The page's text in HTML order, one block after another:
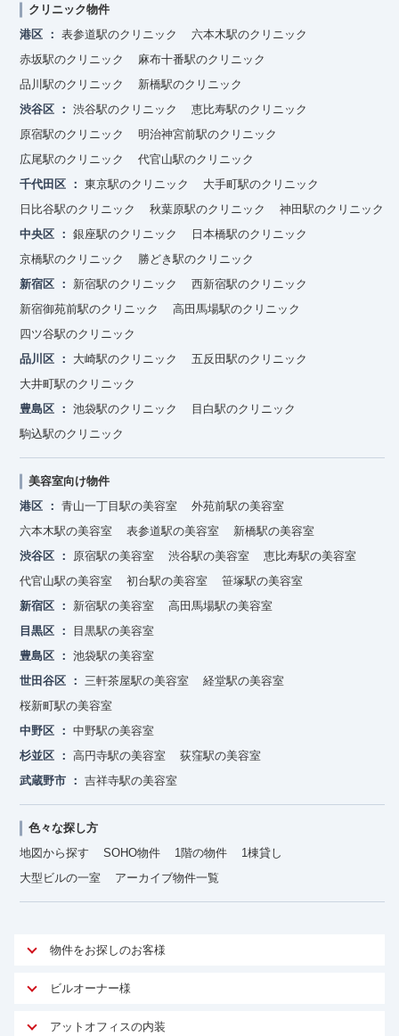
クリニック物件
港区
表参道駅のクリニック
六本木駅のクリニック
赤坂駅のクリニック
麻布十番駅のクリニック
品川駅のクリニック
新橋駅のクリニック
渋谷区
渋谷駅のクリニック
恵比寿駅のクリニック
原宿駅のクリニック
明治神宮前駅のクリニック
広尾駅のクリニック
代官山駅のクリニック
千代田区
東京駅のクリニック
大手町駅のクリニック
日比谷駅のクリニック
秋葉原駅のクリニック
神田駅のクリニック
中央区
銀座駅のクリニック
日本橋駅のクリニック
京橋駅のクリニック
勝どき駅のクリニック
新宿区
新宿駅のクリニック
西新宿駅のクリニック
新宿御苑前駅のクリニック
高田馬場駅のクリニック
四ツ谷駅のクリニック
品川区
大崎駅のクリニック
五反田駅のクリニック
大井町駅のクリニック
豊島区
池袋駅のクリニック
目白駅のクリニック
駒込駅のクリニック
美容室向け物件
港区
青山一丁目駅の美容室
外苑前駅の美容室
六本木駅の美容室
表参道駅の美容室
新橋駅の美容室
渋谷区
原宿駅の美容室 渋谷駅の美容室
恵比寿駅の美容室
代官山駅の美容室
初台駅の美容室
笹塚駅の美容室
新宿区
新宿駅の美容室
高田馬場駅の美容室
目黒区
目黒駅の美容室
豊島区
池袋駅の美容室
世田谷区
三軒茶屋駅の美容室
経堂駅の美容室
桜新町駅の美容室
中野区
中野駅の美容室
杉並区
高円寺駅の美容室
荻窪駅の美容室
武蔵野市
吉祥寺駅の美容室
色々な探し方
地図から探す
SOHO物件 1階の物件
1棟貸し
大型ビルの一室
アーカイブ物件一覧
物件をお探しのお客様
アットオフィスが選ばれる理由
ビルオーナー様
オーナー様向けサービス
アットオフィスの内装